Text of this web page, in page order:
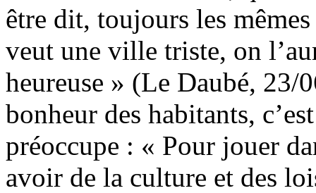
être dit, toujours les
veut une ville triste, on
heureuse » (Le Daubé,
bonheur des habitants,
préoccupe : « Pour jouer
avoir de la culture et des